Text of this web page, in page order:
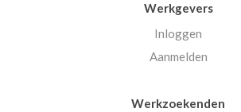
Werkgevers
Inloggen
Aanmelden
Werkzoekenden